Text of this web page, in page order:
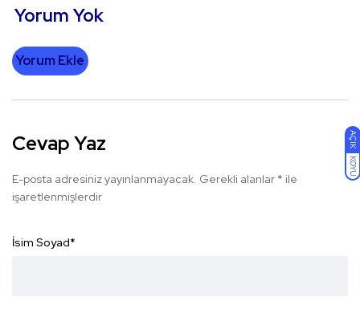
AÇIK
KOYU
Yorum Yok
Yorum Ekle
Cevap Yaz
E-posta adresiniz yayınlanmayacak. Gerekli alanlar * ile
işaretlenmişlerdir
İsim Soyad*